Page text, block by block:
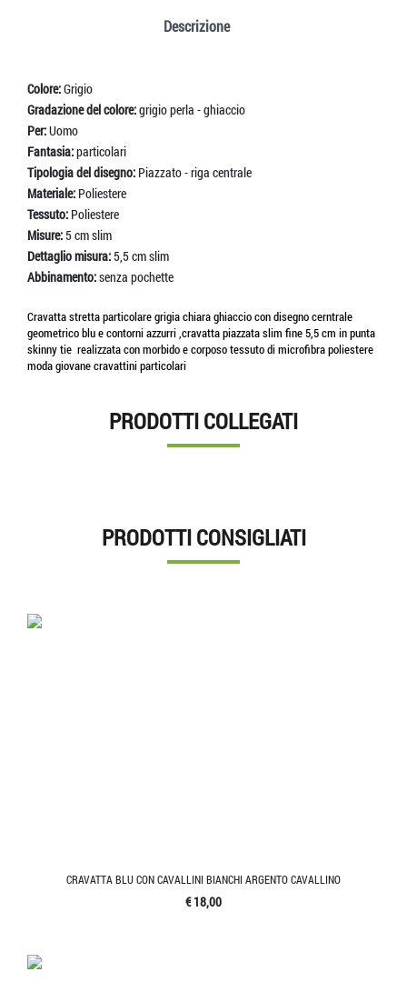
Descrizione
Colore:Grigio
Gradazione del colore:grigio perla - ghiaccio
Per:Uomo
Fantasia:particolari
Tipologia del disegno: Piazzato - riga centrale
Materiale: Poliestere
Tessuto: Poliestere
Misure:5 cm slim
Dettaglio misura:5,5 cm slim
Abbinamento:senza pochette
Cravatta stretta particolare grigia chiara ghiaccio con disegno cerntrale
geometrico blu e contorni azzurri ,cravatta piazzata slim fine 5,5 cm in punta
skinny tie realizzata con morbido e corposo tessuto di microfibra poliestere
moda giovane cravattini particolari
PRODOTTI COLLEGATI
PRODOTTI CONSIGLIATI
CRAVATTA BLU CON CAVALLINI BIANCHI ARGENTO CAVALLINO
€ 18,00